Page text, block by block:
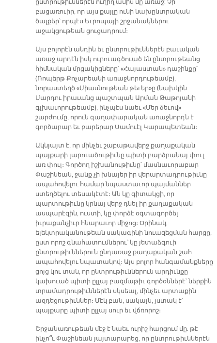
ընտրութիւններէն ուղիղ ամիս մը առաջ: Չի
բացառուիր, որ այս քայլը ունի նախընտրական
ծալքեր՝ որպէս Եւրոպայի շրջանակներու
աջակցութեան ցուցադրում։
Այս բոլորէն անդին եւ ընտրութիւններէն բաւական
առաջ արդէն իսկ ուրուագծուած են ընտրութեանց
հիմնական մրցակիցները՝ «Հայաստան» դաշինքը՝
(Ռոպերթ Քոչարեանի առաջնորդութեամբ),
նորաստեղծ «Միասնութեան թեւեր»ը (նախկին
Մարդու իրաւանց պաշտպան Արման Թաթոյանի
գլխաւորութեամբ), ինչպէս նաեւ «Մեր ձեւով»
շարժումը, որուն գաղափարական առաջնորդն է
գործարար եւ բարերար Սամուէլ Կարապետեան։
Ակնյայտ է, որ մինչեւ շաբաթավերջ քաղաքական
պայքարի լարուածութիւնը պիտի բարձրանայ փուլ
առ փուլ։ Գործող իշխանութիւնը՝ մասնաւորաբար
Փաշինեան, ջանք չի խնայեր իր վերարտադրութիւնը
ապահովելու համար նպաստաւոր պայմաններ
ստեղծելու տեսակէտէ։ Ան կը գիտակցի, որ
պարտութիւնը կրնայ վերջ դնել իր քաղաքական
ասպարէզին, ուստի, կը փորձէ օգտագործել
իւրաքանչիւր հնարաւոր միջոց։ Օրինակ,
ելեկտրականութեան սակագինի նուազեցման հարցը,
ըստ որոշ գնահատումներու՝ կը յետաձգուի
ընտրութիւններուն ընդառաջ քաղաքական շահ
ապահովելու նպատակով։ Այս բոլոր հանգամանքները
ցոյց կու տան, որ ընտրութիւններուն արդիւնքը
կախուած պիտի ըլլայ բազմաթիւ գործօններէ՝ ներքին
տրամադրութիւններէն սկսեալ, մինչեւ արտաքին
ազդեցութիւններ։ Մէկ բան, սակայն, յստակ է՝
պայքարը պիտի ըլլայ սուր եւ վճռորոշ։
Շրջանառութեան մէջ է նաեւ ուրիշ հարցում մը. թէ
ինչո՞ւ Փաշինեան յայտարարեց, որ ընտրութիւններէն